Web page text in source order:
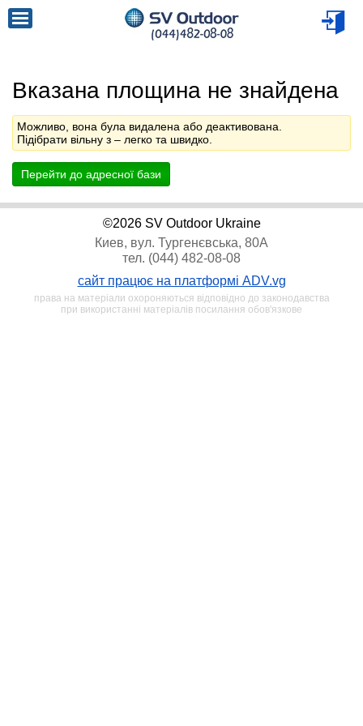
Вказана площина не знайдена
Можливо, вона була видалена або деактивована.
Підібрати вільну з – легко та швидко.
Перейти до адресної бази
©2026 SV Outdoor Ukraine
Киев, вул. Тургенєвська, 80А
тел. (044) 482-08-08
сайт працює на платформі ADV.vg
права на матеріали охороняються відповідно до законодавства
при використанні матеріалів посилання обов'язкове